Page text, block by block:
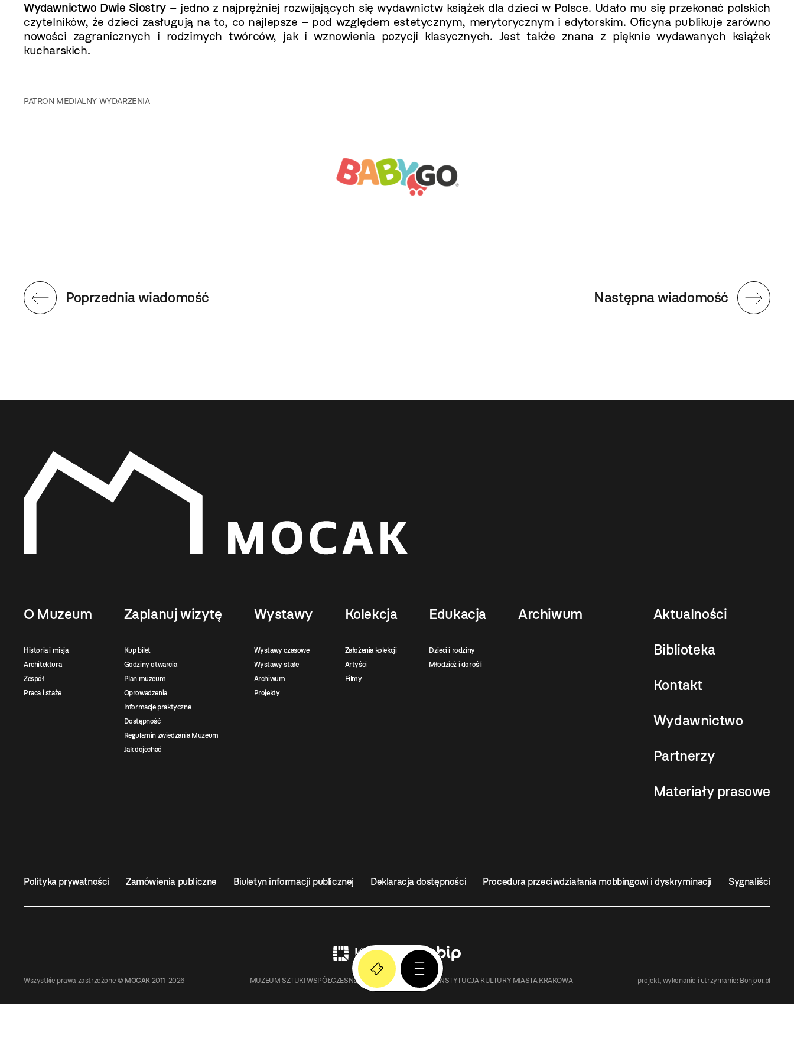
Wydawnictwo Dwie Siostry– jedno z najprężniej rozwijających się wydawnictw książek dla dzieci w Polsce. Udało mu się przekonać polskich
czytelników, że dzieci zasługują na to, co najlepsze – pod względem estetycznym, merytorycznym i edytorskim. Oficyna publikuje zarówno
nowości zagranicznych i rodzimych twórców, jak i wznowienia pozycji klasycznych. Jest także znana z pięknie wydawanych książek
kucharskich.
PATRON MEDIALNY WYDARZENIA
Następna wiadomość
Poprzednia wiadomość
O Muzeum
Historia i misja
Architektura
Zespół
Praca i staże
Zaplanuj wizytę
Kup bilet
Godziny otwarcia
Plan muzeum
Oprowadzenia
Informacje praktyczne
Dostępność
Regulamin zwiedzania Muzeum
Jak dojechać
Wystawy
Wystawy czasowe
Wystawy stałe
Archiwum
Projekty
Kolekcja
Założenia kolekcji
Artyści
Filmy
Edukacja
Dzieci i rodziny
Młodzież i dorośli
Archiwum Aktualności
Biblioteka
Kontakt
Wydawnictwo
Partnerzy
Materiały prasowe
Polityka prywatności Zamówienia publiczne Biuletyn informacji publicznej Deklaracja dostępności Procedura przeciwdziałania mobbingowi i dyskryminacji Sygnaliści
Wszystkie prawa zastrzeżone © MOCAK 2011-2026 MUZEUM SZTUKI WSPÓŁCZESNEJ W KRAKOWIE MOCAK – INSTYTUCJA KULTURY MIASTA KRAKOWA projekt, wykonanie i utrzymanie: Bonjour.pl